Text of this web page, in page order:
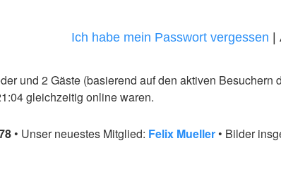
Ich habe mein Passwort vergessen |
und 2 Gäste (basierend auf den aktiven Besuchern
gleichzeitig online waren.
• Unser neuestes Mitglied: Felix Mueller • Bilder